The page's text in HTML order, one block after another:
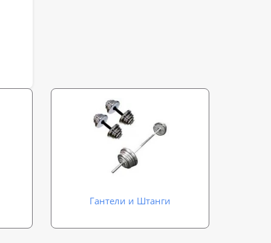
Гантели и Штанги